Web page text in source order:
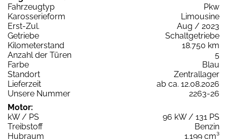
Fahrzeugtyp
Pkw
Karosserieform
Limousine
Erst-Zul.
Aug / 2023
Getriebe
Schaltgetriebe
Kilometerstand
18.750 km
Anzahl der Türen
5
Farbe
Blau
Standort
Zentrallager
Lieferzeit
ab ca. 12.08.2026
Unsere Nummer
2263-26
Motor:
kW / PS
96 kW / 131 PS
Treibstoff
Benzin
Hubraum
1.199 cm³